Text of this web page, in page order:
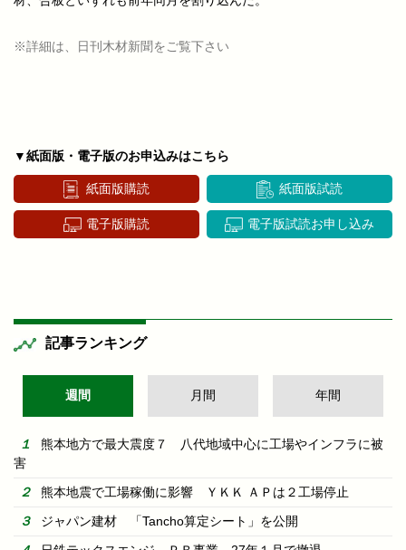
※詳細は、日刊木材新聞をご覧下さい
▼紙面版・電子版のお申込みはこちら
紙面版購読 紙面版試読
電子版購読 電子版試読お申し込み
記事ランキング
週間 月間 年間
熊本地方で最大震度７ 八代地域中心に工場やインフラに被
害
熊本地震で工場稼働に影響 ＹＫＫ ＡＰは２工場停止
ジャパン建材 「Tancho算定シート」を公開